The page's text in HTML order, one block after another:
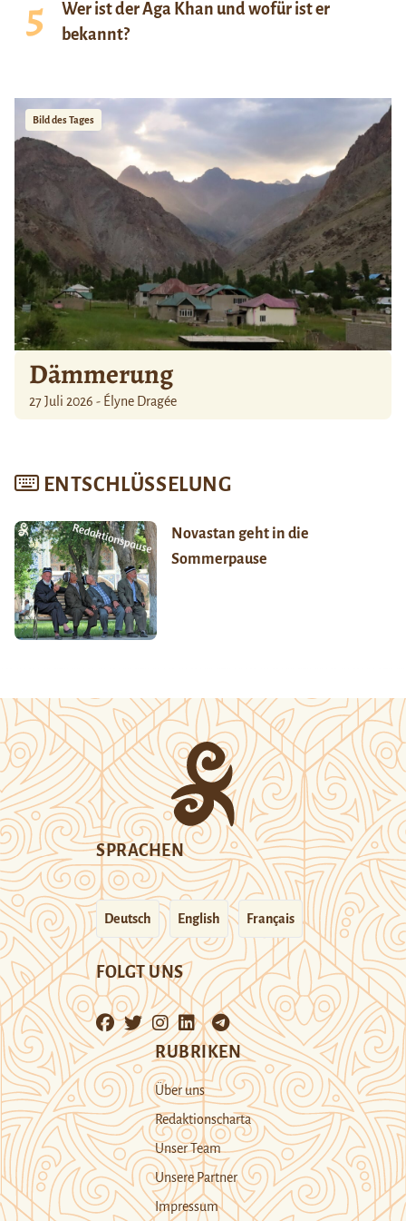
Wer ist der Aga Khan und wofür ist er
bekannt?
Bild des Tages
Dämmerung
27 Juli 2026 - Élyne Dragée
ENTSCHLÜSSELUNG
Novastan geht in die
Sommerpause
SPRACHEN
Deutsch English Français
FOLGT UNS
RUBRIKEN
Über uns
Redaktionscharta
Unser Team
Unsere Partner
Impressum